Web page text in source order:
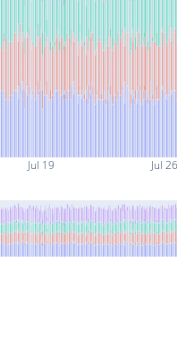
Jul 19 Jul 26